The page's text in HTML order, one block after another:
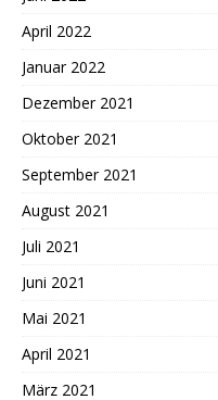
April 2022
Januar 2022
Dezember 2021
Oktober 2021
September 2021
August 2021
Juli 2021
Juni 2021
Mai 2021
April 2021
März 2021